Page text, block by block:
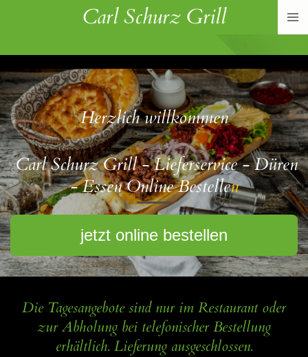
Carl Schurz Grill
Herzlich willkommen
Carl Schurz Grill -Lieferservice - Düren
- Essen Online Bestellen
jetzt online bestellen
Die Tagesangebote sind nur im Restaurant oder
zur Abholung bei telefonischer Bestellung
erhältlich. Lieferung ausgeschlossen.